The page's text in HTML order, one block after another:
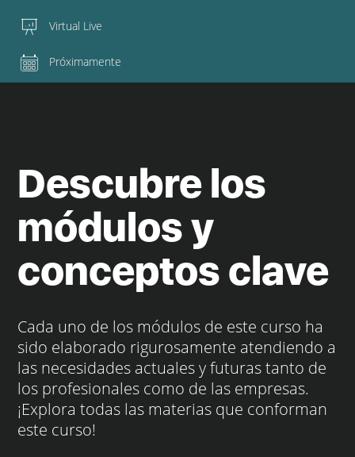
Virtual Live
Próximamente
Descubre los
módulos y
conceptos clave
Cada uno de los módulos de este curso ha
sido elaborado rigurosamente atendiendo a
las necesidades actuales y futuras tanto de
los profesionales como de las empresas.
¡Explora todas las materias que conforman
este curso!